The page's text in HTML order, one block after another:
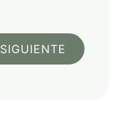
SIGUIENTE